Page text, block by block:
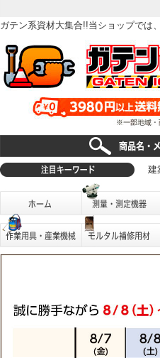
ガテン系資材大集合!!当ショップでは
建